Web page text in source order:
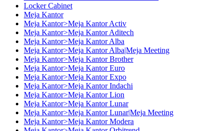
Locker Cabinet
Meja Kantor
Meja Kantor>Meja Kantor Activ
Meja Kantor>Meja Kantor Aditech
Meja Kantor>Meja Kantor Alba
Meja Kantor>Meja Kantor Alba|Meja Meeting
Meja Kantor>Meja Kantor Brother
Meja Kantor>Meja Kantor Euro
Meja Kantor>Meja Kantor Expo
Meja Kantor>Meja Kantor Indachi
Meja Kantor>Meja Kantor Lion
Meja Kantor>Meja Kantor Lunar
Meja Kantor>Meja Kantor Lunar|Meja Meeting
Meja Kantor>Meja Kantor Modera